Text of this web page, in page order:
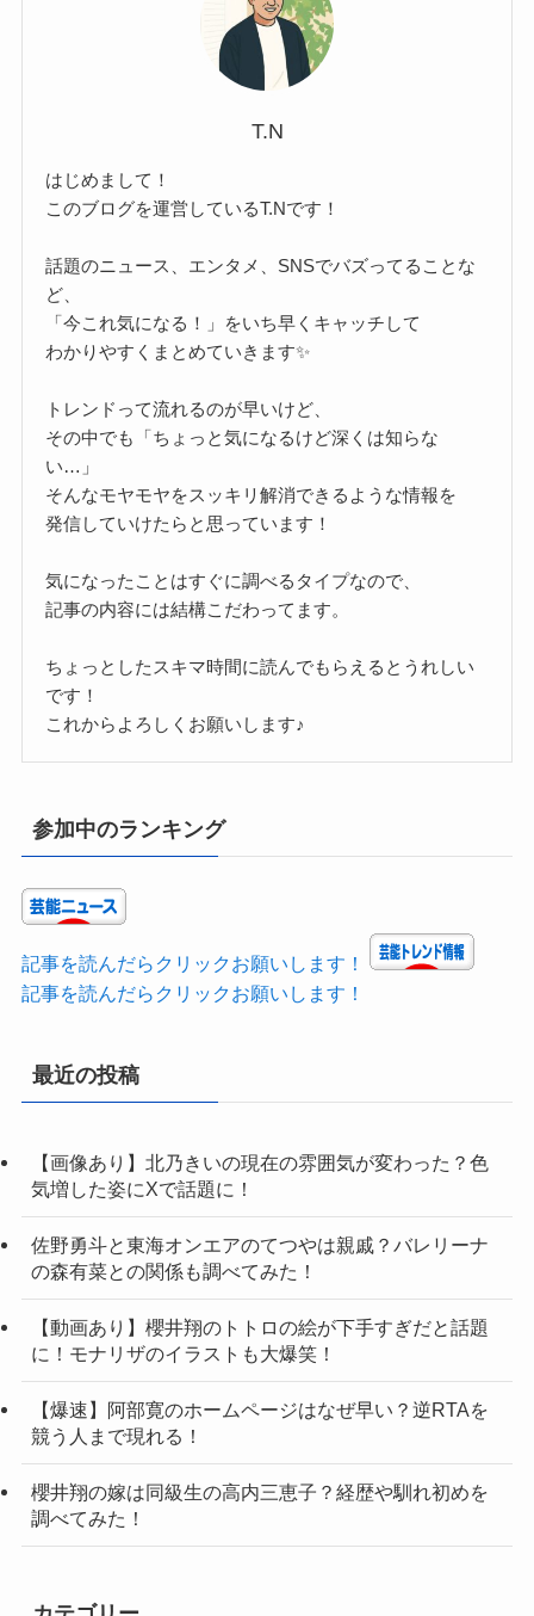
T.N
はじめまして！
このブログを運営しているT.Nです！
話題のニュース、エンタメ、SNSでバズってることな
ど、
「今これ気になる！」をいち早くキャッチして
わかりやすくまとめていきます✨
トレンドって流れるのが早いけど、
その中でも「ちょっと気になるけど深くは知らな
い…」
そんなモヤモヤをスッキリ解消できるような情報を
発信していけたらと思っています！
気になったことはすぐに調べるタイプなので、
記事の内容には結構こだわってます。
ちょっとしたスキマ時間に読んでもらえるとうれしい
です！
これからよろしくお願いします♪
参加中のランキング
記事を読んだらクリックお願いします！
記事を読んだらクリックお願いします！
最近の投稿
【画像あり】北乃きいの現在の雰囲気が変わった？色
気増した姿にXで話題に！
佐野勇斗と東海オンエアのてつやは親戚？バレリーナ
の森有菜との関係も調べてみた！
【動画あり】櫻井翔のトトロの絵が下手すぎだと話題
に！モナリザのイラストも大爆笑！
【爆速】阿部寛のホームページはなぜ早い？逆RTAを
競う人まで現れる！
櫻井翔の嫁は同級生の高内三恵子？経歴や馴れ初めを
調べてみた！